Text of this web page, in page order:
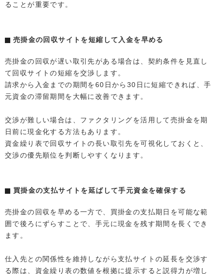
ることが重要です。
売掛金の回収サイトを短縮して入金を早める
売掛金の回収が遅い取引先がある場合は、契約条件を見直し
て回収サイトの短縮を交渉します。
請求から入金までの期間を60日から30日に短縮できれば、手
元資金の滞留期間を大幅に改善できます。
交渉が難しい場合は、ファクタリングを活用して売掛金を期
日前に現金化する方法もあります。
資金繰り表で回収サイトの長い取引先を可視化しておくと、
交渉の優先順位を判断しやすくなります。
買掛金の支払サイトを延ばして手元資金を確保する
売掛金の回収を早める一方で、買掛金の支払期日を可能な範
囲で後ろにずらすことで、手元に現金を残す期間を長くでき
ます。
仕入先との関係性を維持しながら支払サイトの延長を交渉す
る際は、資金繰り表の数値を根拠に提示すると説得力が増し